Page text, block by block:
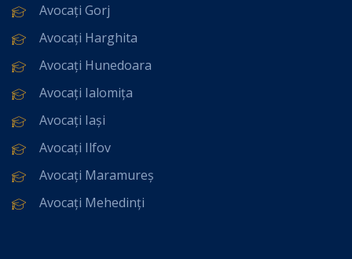
Avocați Gorj
Avocați Harghita
Avocați Hunedoara
Avocați Ialomița
Avocați Iași
Avocați Ilfov
Avocați Maramureș
Avocați Mehedinți